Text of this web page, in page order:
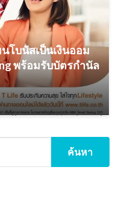
โบนัสเป็นเงินออม
พร้อมรับบัตรกำนัล